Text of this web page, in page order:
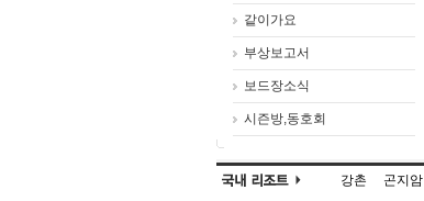
같이가요
부상보고서
보드장소식
시즌방,동호회
강촌 곤지암